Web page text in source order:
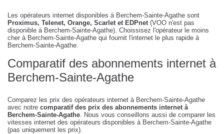
Les opérateurs internet disponibles à Berchem-Sainte-Agathe sont
Proximus, Telenet, Orange, Scarlet et EDPnet (VOO n'est pas
disponible à Berchem-Sainte-Agathe). Choissisez l'opérateur le moins
cher à Berchem-Sainte-Agathe qui fournit l'internet le plus rapide à
Berchem-Sainte-Agathe.
Comparatif des abonnements internet à
Berchem-Sainte-Agathe
Comparez les prix des opérateurs internet à Berchem-Sainte-Agathe
avec notre comparatif des prix des abonnements internet à
Berchem-Sainte-Agathe . Nous vous conseillons aussi de comparer les
vitesses internet des opérateurs disponibles à Berchem-Sainte-Agathe
(pas uniquement les prix).